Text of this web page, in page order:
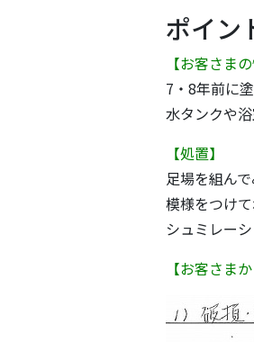
ポイン
【お客さまの
7・8年前に
水タンクや
【処置】
足場を組ん
模様をつけ
シュミレー
【お客さま